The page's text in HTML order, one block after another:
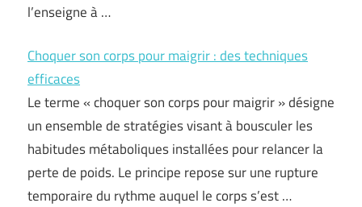
l’enseigne à …
Choquer son corps pour maigrir : des techniques
efficaces
Le terme « choquer son corps pour maigrir » désigne
un ensemble de stratégies visant à bousculer les
habitudes métaboliques installées pour relancer la
perte de poids. Le principe repose sur une rupture
temporaire du rythme auquel le corps s’est …